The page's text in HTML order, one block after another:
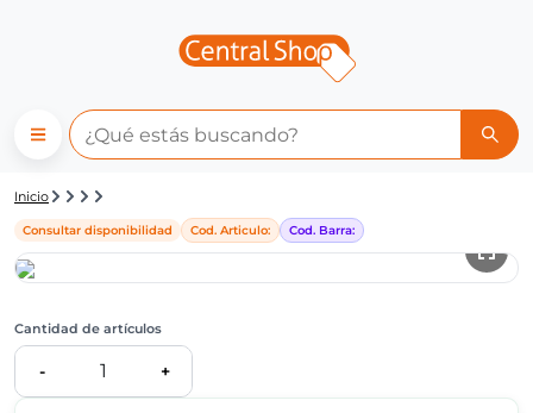
Detalle de producto | Central
Inicio
Consultar disponibilidad Cod. Articulo: Cod. Barra:
Cantidad de artículos
- 1 +